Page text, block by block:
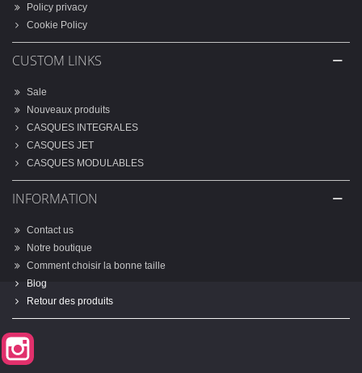
Policy privacy
Cookie Policy
CUSTOM LINKS
Sale
Nouveaux produits
CASQUES INTEGRALES
CASQUES JET
CASQUES MODULABLES
INFORMATION
Contact us
Notre boutique
Comment choisir la bonne taille
Blog
Retour des produits